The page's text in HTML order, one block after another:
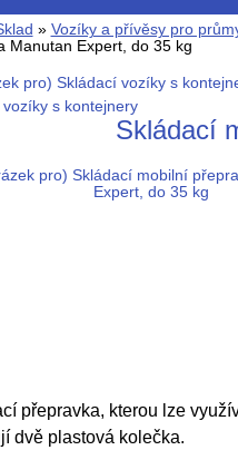
» Vozíky a přívěsy pro
Manutan Expert, do 35 kg
s kontejnery
Skládací
přepravka, kterou lze
dvě plastová kolečka.